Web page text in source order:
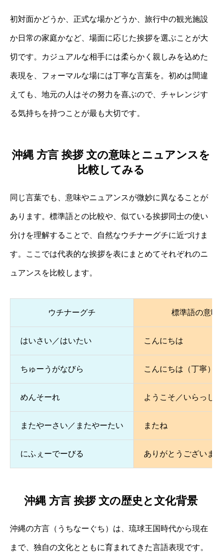
初対面かどうか、正式な場かどうか、旅行中の観光施設
か日常の家庭かなど、場面に応じた挨拶を選ぶことが大
切です。カジュアルな相手には柔らかく親しみを込めた
表現を、フォーマルな場には丁寧な言葉を。初めは間違
えても、地元の人はその努力を喜ぶので、チャレンジす
る気持ちを持つことが最も大切です。
沖縄 方言 挨拶 文の意味とニュアンスを
比較してみる
同じ言葉でも、意味やニュアンスが微妙に異なることが
あります。標準語との比較や、似ている挨拶同士の使い
分けを理解することで、自然なウチナーグチに近づけま
す。ここでは代表的な挨拶を表にまとめてそれぞれのニ
ュアンスを比較します。
ウチナーグチ 標準語の意味
はいさい／はいたい こんにちは
ちゅーうがなびら こんにちは（丁寧）
めんそーれ ようこそ／いらっし
またやーさい／またやーたい またね
にふぇーでーびる ありがとうございま
沖縄 方言 挨拶 文の歴史と文化背景
沖縄の方言（うちなーぐち）は、琉球王国時代から現在
まで、独自の文化とともに育まれてきた言語表現です。